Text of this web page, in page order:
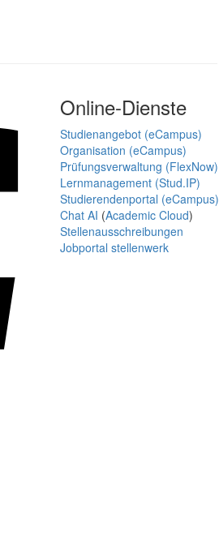
Online-Dienste
Studienangebot (eCampus)
Organisation (eCampus)
Prüfungsverwaltung (FlexNow)
Lernmanagement (Stud.IP)
Studierendenportal (eCampus)
Chat AI (Academic Cloud)
Stellenausschreibungen
Jobportal stellenwerk